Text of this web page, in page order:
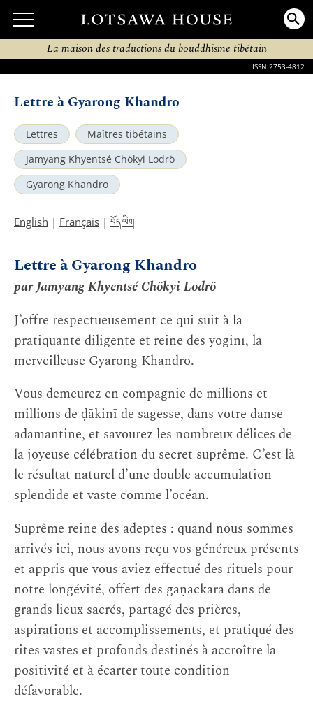
La maison des traductions du bouddhisme tibétain
ISSN 2753-4812
Lettre à Gyarong Khandro
Lettres
Maîtres tibétains
Jamyang Khyentsé Chökyi Lodrö
Gyarong Khandro
English | Français | བོད་ཡིག
Lettre à Gyarong Khandro
par Jamyang Khyentsé Chökyi Lodrö
J’offre respectueusement ce qui suit à la
pratiquante diligente et reine des yoginī, la
merveilleuse Gyarong Khandro.
Vous demeurez en compagnie de millions et
millions de ḍākinī de sagesse, dans votre danse
adamantine, et savourez les nombreux délices de
la joyeuse célébration du secret suprême. C’est là
le résultat naturel d’une double accumulation
splendide et vaste comme l’océan.
Suprême reine des adeptes : quand nous sommes
arrivés ici, nous avons reçu vos généreux présents
et appris que vous aviez effectué des rituels pour
notre longévité, offert des gaṇackara dans de
grands lieux sacrés, partagé des prières,
aspirations et accomplissements, et pratiqué des
rites vastes et profonds destinés à accroître la
positivité et à écarter toute condition
défavorable.